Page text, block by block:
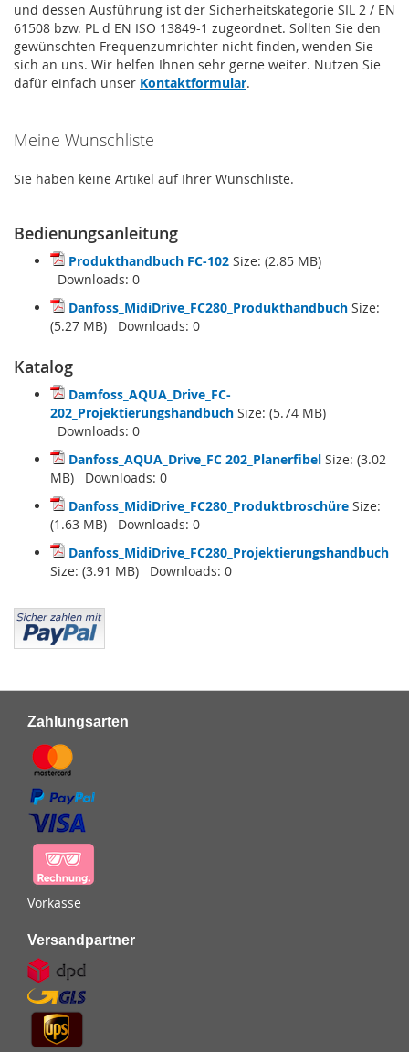
und dessen Ausführung ist der Sicherheitskategorie SIL 2 / EN
61508 bzw. PL d EN ISO 13849-1 zugeordnet. Sollten Sie den
gewünschten Frequenzumrichter nicht finden, wenden Sie
sich an uns. Wir helfen Ihnen sehr gerne weiter. Nutzen Sie
dafür einfach unser Kontaktformular.
Meine Wunschliste
Sie haben keine Artikel auf Ihrer Wunschliste.
Bedienungsanleitung
Produkthandbuch FC-102 Size: (2.85 MB)
Downloads: 0
Danfoss_MidiDrive_FC280_Produkthandbuch Size:
(5.27 MB) Downloads: 0
Katalog
Damfoss_AQUA_Drive_FC-
202_Projektierungshandbuch Size: (5.74 MB)
Downloads: 0
Danfoss_AQUA_Drive_FC 202_Planerfibel Size: (3.02
MB) Downloads: 0
Danfoss_MidiDrive_FC280_Produktbroschüre Size:
(1.63 MB) Downloads: 0
Danfoss_MidiDrive_FC280_Projektierungshandbuch
Size: (3.91 MB) Downloads: 0
Zahlungsarten
Vorkasse
Versandpartner